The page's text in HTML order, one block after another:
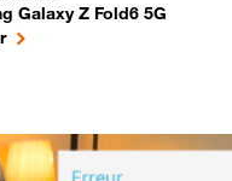
Galaxy Z Fold6 5G
astuces en vidéo pour
le téléphone sélectionné